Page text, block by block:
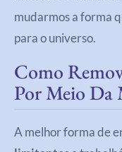
mudarmos a forma
para o universo.
Como
Por Meio Da
A melhor forma de